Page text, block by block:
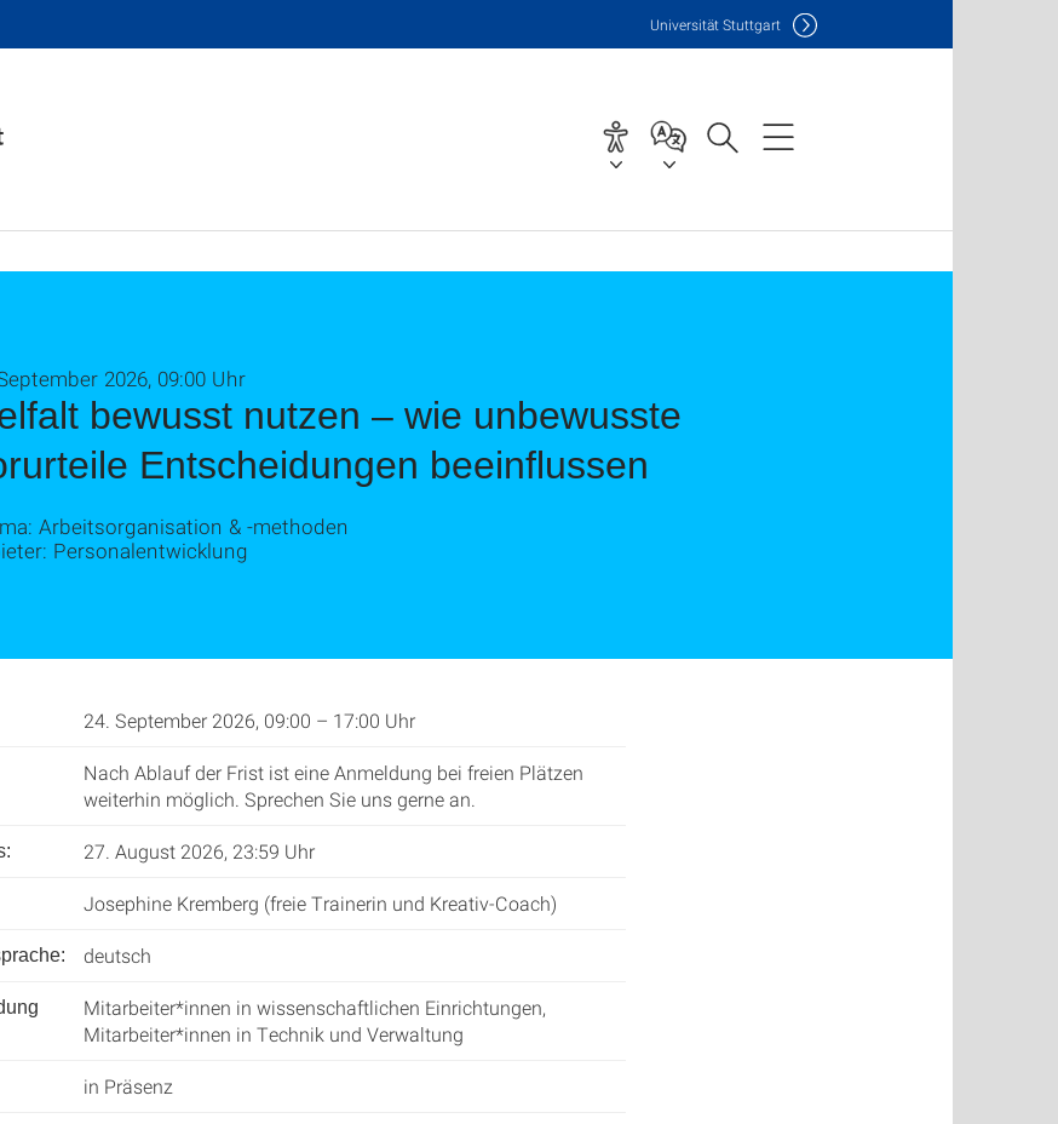
Universität Stuttgart
bewusst nutzen – wie unbewusste
Entscheidungen beeinflussen
2026, 09:00 Uhr
Arbeitsorganisation & ‑methoden
Personalentwicklung
24. September 2026, 09:00 – 17:00 Uhr
Nach Ablauf der Frist ist eine Anmeldung bei freien Plätzen
weiterhin möglich. Sprechen Sie uns gerne an.
27. August 2026, 23:59 Uhr
Josephine Kremberg (freie Trainerin und Kreativ-Coach)
deutsch
Mitarbeiter*innen in wissenschaftlichen Einrichtungen,
Mitarbeiter*innen in Technik und Verwaltung
in Präsenz